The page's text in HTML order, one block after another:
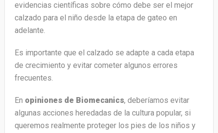
evidencias científicas sobre cómo debe ser el mejor
calzado para el niño desde la etapa de gateo en
adelante.
Es importante que el calzado se adapte a cada etapa
de crecimiento y evitar cometer algunos errores
frecuentes.
En opiniones de Biomecanics, deberíamos evitar
algunas acciones heredadas de la cultura popular, si
queremos realmente proteger los pies de los niños y